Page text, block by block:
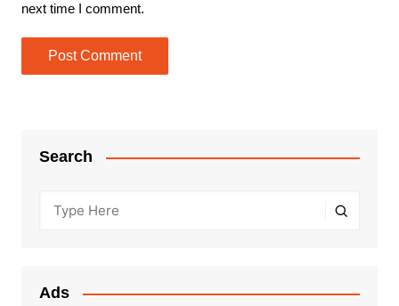
next time I comment.
Search
Ads